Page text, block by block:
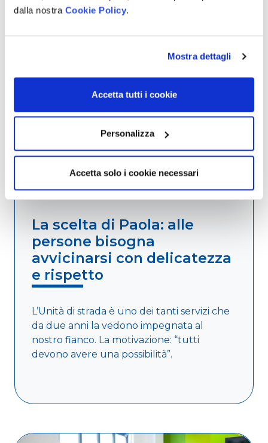
dalla nostra Cookie Policy.
Mostra dettagli
Accetta tutti i cookie
Personalizza
Accetta solo i cookie necessari
FORSE POTREBBE INTERESSARTI
La scelta di Paola: alle
persone bisogna
avvicinarsi con delicatezza
e rispetto
L’Unità di strada è uno dei tanti servizi che
da due anni la vedono impegnata al
nostro fianco. La motivazione: “tutti
devono avere una possibilità”.